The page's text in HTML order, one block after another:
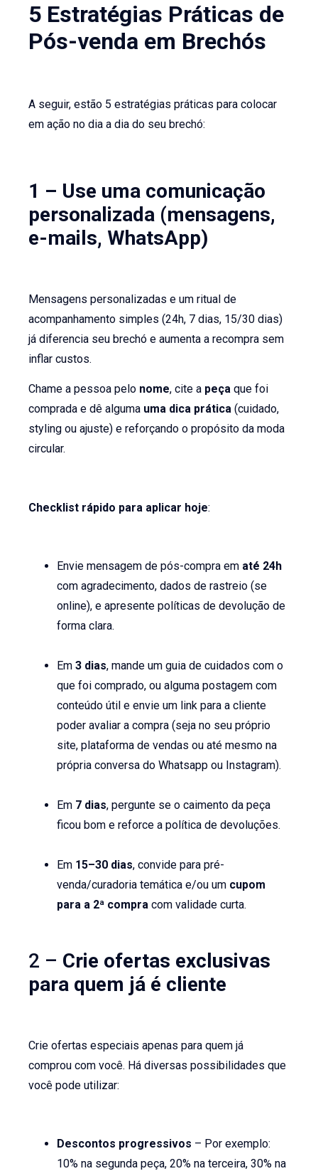
5 Estratégias Práticas de
Pós-venda em Brechós
A seguir, estão 5 estratégias práticas para colocar
em ação no dia a dia do seu brechó:
1 – Use uma comunicação
personalizada (mensagens,
e-mails, WhatsApp)
Mensagens personalizadas e um ritual de
acompanhamento simples (24h, 7 dias, 15/30 dias)
já diferencia seu brechó e aumenta a recompra sem
inflar custos.
Chame a pessoa pelo nome, cite a peça que foi
comprada e dê alguma uma dica prática (cuidado,
styling ou ajuste) e reforçando o propósito da moda
circular.
Checklist rápido para aplicar hoje:
Envie mensagem de pós-compra em até 24h
com agradecimento, dados de rastreio (se
online), e apresente políticas de devolução de
forma clara.
Em3 dias, mande um guia de cuidados com o
que foi comprado, ou alguma postagem com
conteúdo útil e envie um link para a cliente
poder avaliar a compra (seja no seu próprio
site, plataforma de vendas ou até mesmo na
própria conversa do Whatsapp ou Instagram).
Em 7 dias, pergunte se o caimento da peça
ficou bom e reforce a política de devoluções.
Em 15–30 dias, convide para pré-
venda/curadoria temática e/ou um cupom
para a 2ª compra com validade curta.
2 – Crie ofertas exclusivas
para quem já é cliente
Crie ofertas especiais apenas para quem já
comprou com você. Há diversas possibilidades que
você pode utilizar:
Descontos progressivos – Por exemplo:
10% na segunda peça, 20% na terceira, 30% na